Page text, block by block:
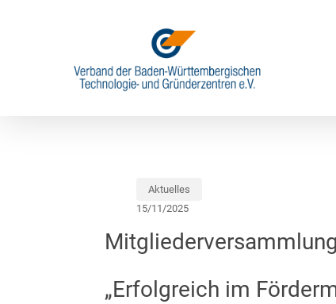
Aktuelles
15/11/2025
„Erfolgreich im